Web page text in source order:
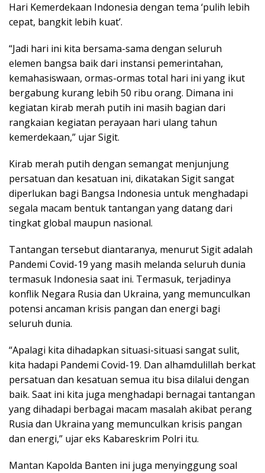
Hari Kemerdekaan Indonesia dengan tema ‘pulih lebih
cepat, bangkit lebih kuat’.
“Jadi hari ini kita bersama-sama dengan seluruh
elemen bangsa baik dari instansi pemerintahan,
kemahasiswaan, ormas-ormas total hari ini yang ikut
bergabung kurang lebih 50 ribu orang. Dimana ini
kegiatan kirab merah putih ini masih bagian dari
rangkaian kegiatan perayaan hari ulang tahun
kemerdekaan,” ujar Sigit.
Kirab merah putih dengan semangat menjunjung
persatuan dan kesatuan ini, dikatakan Sigit sangat
diperlukan bagi Bangsa Indonesia untuk menghadapi
segala macam bentuk tantangan yang datang dari
tingkat global maupun nasional.
Tantangan tersebut diantaranya, menurut Sigit adalah
Pandemi Covid-19 yang masih melanda seluruh dunia
termasuk Indonesia saat ini. Termasuk, terjadinya
konflik Negara Rusia dan Ukraina, yang memunculkan
potensi ancaman krisis pangan dan energi bagi
seluruh dunia.
“Apalagi kita dihadapkan situasi-situasi sangat sulit,
kita hadapi Pandemi Covid-19. Dan alhamdulillah berkat
persatuan dan kesatuan semua itu bisa dilalui dengan
baik. Saat ini kita juga menghadapi bernagai tantangan
yang dihadapi berbagai macam masalah akibat perang
Rusia dan Ukraina yang memunculkan krisis pangan
dan energi,” ujar eks Kabareskrim Polri itu.
Mantan Kapolda Banten ini juga menyinggung soal